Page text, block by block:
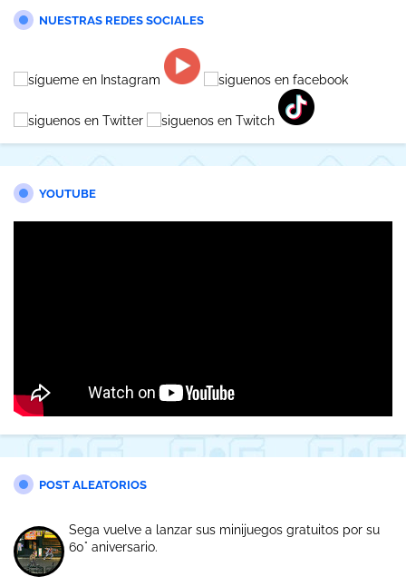
NUESTRAS REDES SOCIALES
YOUTUBE
POST ALEATORIOS
Sega vuelve a lanzar sus minijuegos gratuitos por su
60° aniversario.